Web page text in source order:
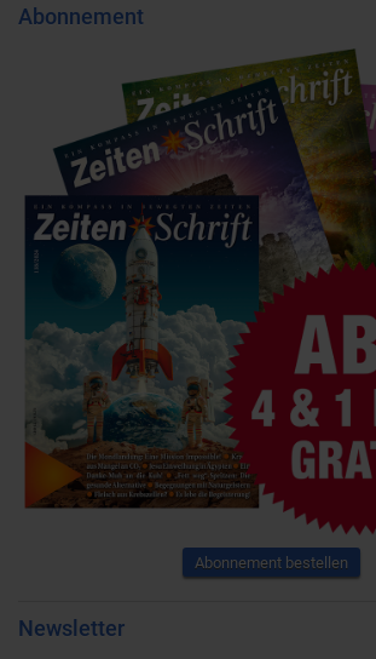
Abonnement
Abonnement bestellen
Newsletter